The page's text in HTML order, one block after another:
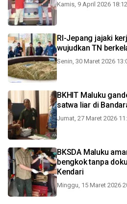
Kamis, 9 April 2026 18:12
RI-Jepang jajaki
wujudkan TN
Senin, 30 Maret 2026
BKHIT Maluku
satwa liar di
Jumat, 27 Maret 2026
BKSDA Maluku
bengkok tanpa
Kendari
Minggu, 15 Maret 2026